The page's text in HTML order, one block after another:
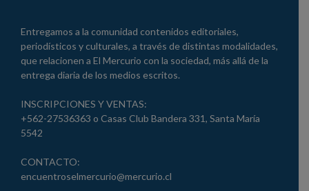
Entregamos a la comunidad contenidos editoriales,
periodísticos y culturales, a través de distintas modalidades,
que relacionen a El Mercurio con la sociedad, más allá de la
entrega diaria de los medios escritos.
INSCRIPCIONES Y VENTAS:
+562-27536363 o Casas Club Bandera 331, Santa María
5542
CONTACTO:
encuentroselmercurio@mercurio.cl